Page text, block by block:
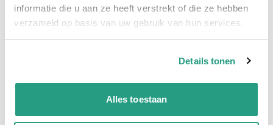
informatie die u aan ze heeft verstrekt of die ze hebben
verzameld op basis van uw gebruik van hun services.
Details tonen
Alles toestaan
Maatvoering koppeling 2"
We zijn beschikbaar van ma t/m vr van 08:00 tot 17:00 uur.
Neem contact met ons op